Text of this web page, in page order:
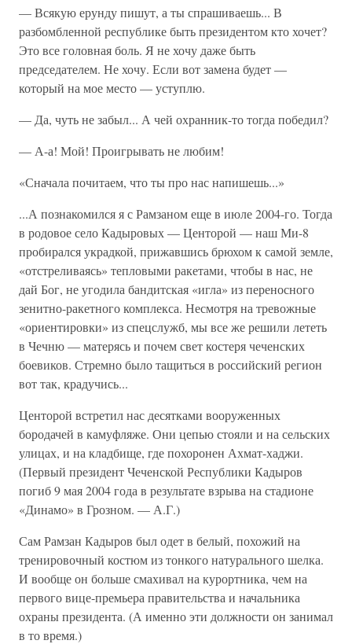
— Всякую ерунду пишут, а ты спрашиваешь... В
разбомбленной республике быть президентом кто хочет?
Это все головная боль. Я не хочу даже быть
председателем. Не хочу. Если вот замена будет —
который на мое место — уступлю.
— Да, чуть не забыл... А чей охранник-то тогда победил?
— А-а! Мой! Проигрывать не любим!
«Сначала почитаем, что ты про нас напишешь...»
...А познакомился я с Рамзаном еще в июле 2004-го. Тогда
в родовое село Кадыровых — Центорой — наш Ми-8
пробирался украдкой, прижавшись брюхом к самой земле,
«отстреливаясь» тепловыми ракетами, чтобы в нас, не
дай Бог, не угодила бандитская «игла» из переносного
зенитно-ракетного комплекса. Несмотря на тревожные
«ориентировки» из спецслужб, мы все же решили лететь
в Чечню — матерясь и почем свет костеря чеченских
боевиков. Стремно было тащиться в российский регион
вот так, крадучись...
Центорой встретил нас десятками вооруженных
бородачей в камуфляже. Они цепью стояли и на сельских
улицах, и на кладбище, где похоронен Ахмат-хаджи.
(Первый президент Чеченской Республики Кадыров
погиб 9 мая 2004 года в результате взрыва на стадионе
«Динамо» в Грозном. — А.Г.)
Сам Рамзан Кадыров был одет в белый, похожий на
тренировочный костюм из тонкого натурального шелка.
И вообще он больше смахивал на курортника, чем на
первого вице-премьера правительства и начальника
охраны президента. (А именно эти должности он занимал
в то время.)